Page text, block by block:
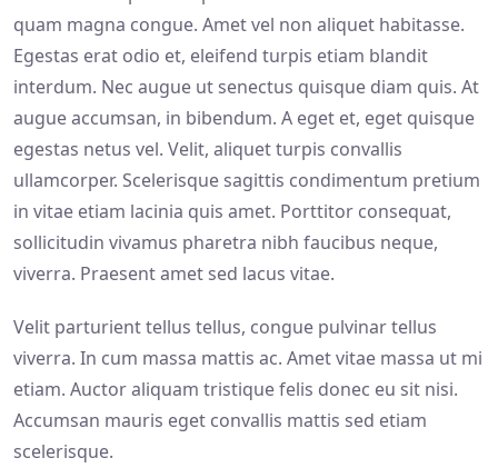
quam magna congue. Amet vel non aliquet habitasse.
Egestas erat odio et, eleifend turpis etiam blandit
interdum. Nec augue ut senectus quisque diam quis. At
augue accumsan, in bibendum. A eget et, eget quisque
egestas netus vel. Velit, aliquet turpis convallis
ullamcorper. Scelerisque sagittis condimentum pretium
in vitae etiam lacinia quis amet. Porttitor consequat,
sollicitudin vivamus pharetra nibh faucibus neque,
viverra. Praesent amet sed lacus vitae.
Velit parturient tellus tellus, congue pulvinar tellus
viverra. In cum massa mattis ac. Amet vitae massa ut mi
etiam. Auctor aliquam tristique felis donec eu sit nisi.
Accumsan mauris eget convallis mattis sed etiam
scelerisque.